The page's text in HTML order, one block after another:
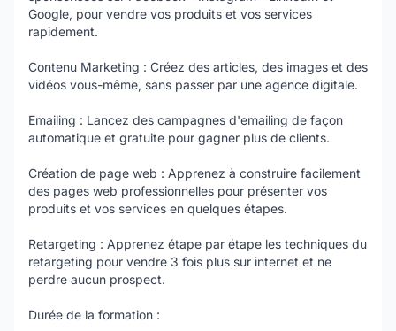
Google, pour vendre vos produits et vos services
rapidement.
Contenu Marketing : Créez des articles, des images et des
vidéos vous-même, sans passer par une agence digitale.
Emailing : Lancez des campagnes d'emailing de façon
automatique et gratuite pour gagner plus de clients.
Création de page web : Apprenez à construire facilement
des pages web professionnelles pour présenter vos
produits et vos services en quelques étapes.
Retargeting : Apprenez étape par étape les techniques du
retargeting pour vendre 3 fois plus sur internet et ne
perdre aucun prospect.
Durée de la formation :